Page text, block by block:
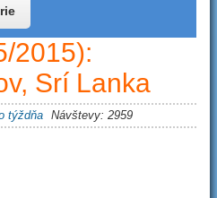
2015):
Srí Lanka
týždňa Návštevy: 2959